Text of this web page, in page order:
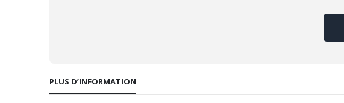
PLUS D’INFORMATION